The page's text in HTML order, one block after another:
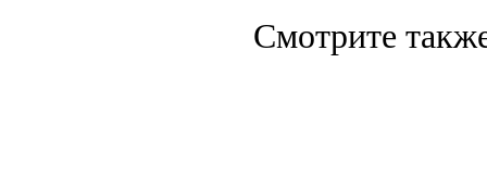
Смотрите